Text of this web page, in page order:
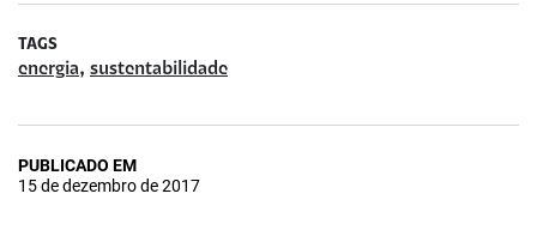
TAGS
energia, sustentabilidade
PUBLICADO EM
15 de dezembro de 2017